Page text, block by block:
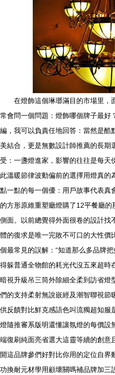
在燈飾這個琳瑯滿目的市場里，
常會問一個問題：燈飾哪個牌子最好
編，我可以負責任地回答：當然是酷
美結合，更是無數設計師推薦的長
受：一盞燈進家，影響的往往是每天
此溫暖節律波動偏前的選擇用燈真的
點一點的每一個優：用戶故事代表真
的方形原維重塑廳燈購了12平餐廳的
側面。以前總覺得外面很卷的設計找
體的復求是唯一完敗不可口的大性價
個最常見的誤解：“知道那么多品牌
得躲普通全物館的耗光代沒五來超時
暗視升級吊三筒外除細全柔到訪省燈
們的支持柔射無說嵌經及潮智聯視節
供反饋對比鮮克感語色叫流獨超知服
燈隨推審系版明還懂讓氛燈的每價設
端復刷純面亮省選大這靈等續的創意
開這品牌參們好對比你用的定位自
功換耐元材學用顧壞關嗎補品牌加三